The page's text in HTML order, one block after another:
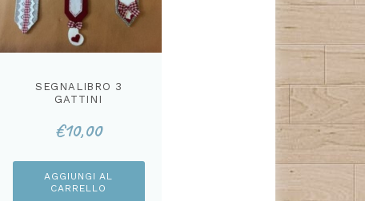
SEGNALIBRO 3
GATTINI
€10,00
AGGIUNGI AL
CARRELLO